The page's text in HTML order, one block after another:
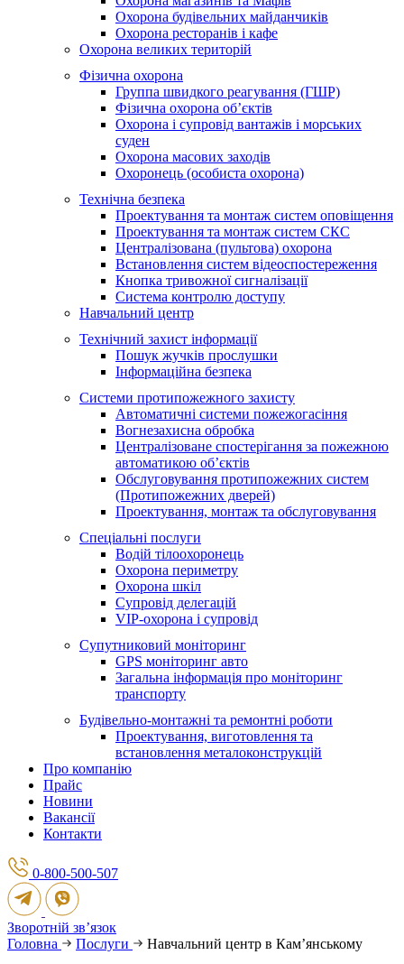
Охорона будівельних майданчиків
Охорона ресторанів і кафе
Охорона великих територій
Фізична охорона
Группа швидкого реагування (ГШР)
Фізична охорона об’єктів
Охорона і супровід вантажів і морських
суден
Охорона масових заходів
Охоронець (особиста охорона)
Технічна безпека
Проектування та монтаж систем оповіщення
Проектування та монтаж систем СКС
Централізована (пультова) охорона
Встановлення систем відеоспостереження
Кнопка тривожної сигналізації
Система контролю доступу
Навчальний центр
Технічний захист інформації
Пошук жучків прослушки
Інформаційна безпека
Системи протипожежного захисту
Автоматичні системи пожежогасіння
Вогнезахисна обробка
Централізоване спостерігання за пожежною
автоматикою об’єктів
Обслуговування протипожежних систем
(Протипожежних дверей)
Проектування, монтаж та обслуговування
Спеціальні послуги
Водій тілоохоронець
Охорона периметру
Охорона шкіл
Супровід делегацій
VIP-охорона і супровід
Супутниковий моніторинг
GPS моніторинг авто
Загальна інформація про моніторинг
транспорту
Будівельно-монтажні та ремонтні роботи
Проектування, виготовлення та
встановлення металоконструкцій
Про компанію
Прайс
Новини
Вакансії
Контакти
0-800-500-507
Зворотній зв’язок
Головна
Послуги Навчальний центр в Камʼянському